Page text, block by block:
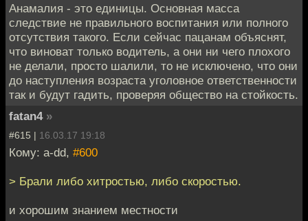
Анамалия - это единицы. Основная масса
следствие не правильного воспитания или полного
отсутствия такого. Если сейчас пацанам объяснят,
что виноват только водитель, а они ни чего плохого
не делали, просто шалили, то не исключено, что они
до наступления возраста уголовное ответственности
так и будут гадить, проверяя общество на стойкость.
fatan4 »
#615 | 16.03.17 19:18
Кому: a-dd, #600
> Брали либо хитростью, либо скоростью.
и хорошим знанием местности